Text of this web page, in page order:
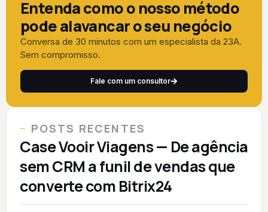
Entenda como o nosso método
pode alavancar o seu negócio
Conversa de 30 minutos com um especialista da 23A.
Sem compromisso.
Fale com um consultor
POSTS RECENTES
Case Vooir Viagens — De agência
sem CRM a funil de vendas que
converte com Bitrix24